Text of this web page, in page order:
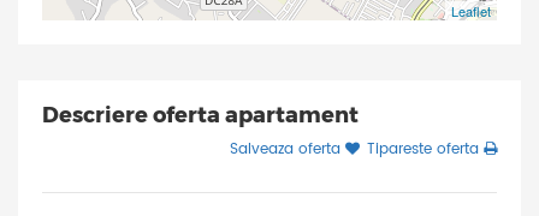
Leaflet
Descriere oferta apartament
Salveaza oferta Tipareste oferta